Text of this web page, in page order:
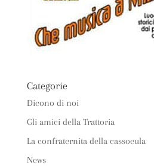
Categorie
Dicono di noi
Gli amici della Trattoria
La confraternita della cassoeula
News